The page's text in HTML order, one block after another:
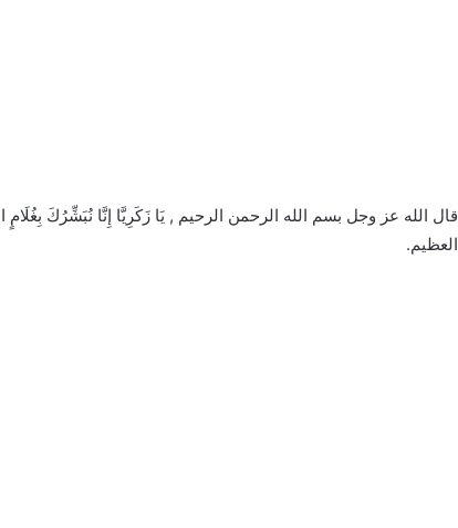
قال الله عز وجل بسم الله الرحمن الرحيم , يَا زَكَرِيَّا إِنَّا نُبَشِّرُكَ
العظيم.